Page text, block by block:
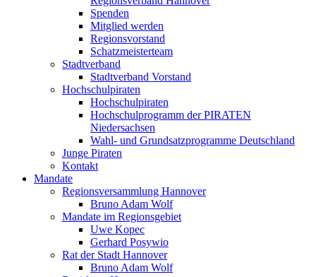
Spenden
Mitglied werden
Regionsvorstand
Schatzmeisterteam
Stadtverband
Stadtverband Vorstand
Hochschulpiraten
Hochschulpiraten
Hochschulprogramm der PIRATEN
Niedersachsen
Wahl- und Grundsatzprogramme Deutschland
Junge Piraten
Kontakt
Mandate
Regionsversammlung Hannover
Bruno Adam Wolf
Mandate im Regionsgebiet
Uwe Kopec
Gerhard Posywio
Rat der Stadt Hannover
Bruno Adam Wolf